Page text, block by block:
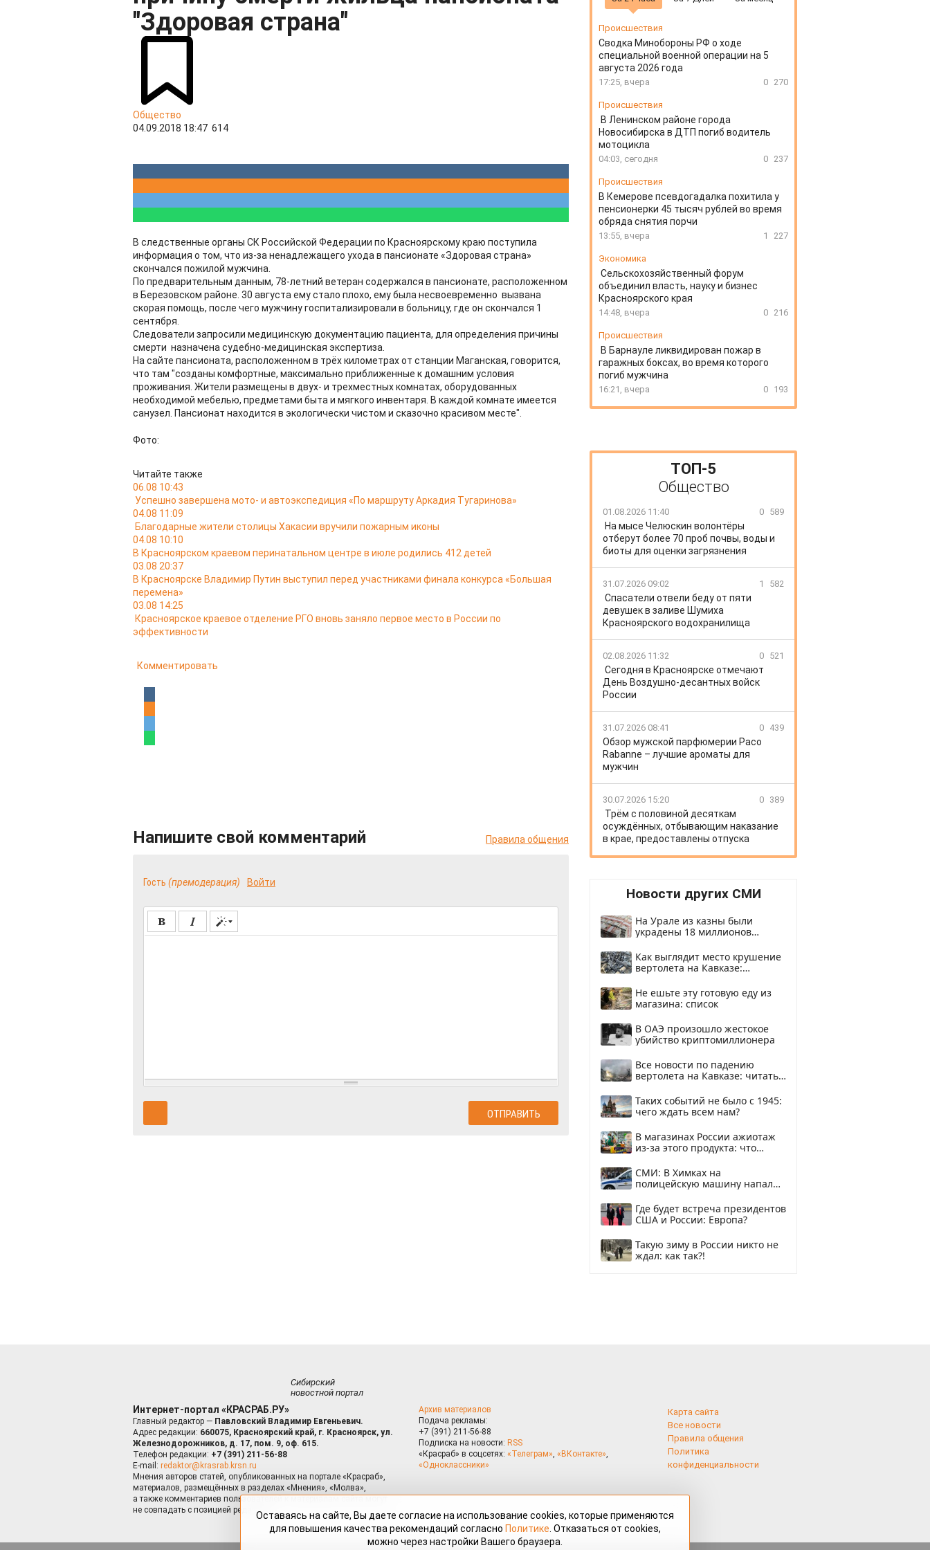
"Здоровая страна"
Общество
04.09.2018 18:47 614
В следственные органы СК Российской Федерации по Красноярскому краю поступила
информация о том, что из-за ненадлежащего ухода в пансионате «Здоровая страна»
скончался пожилой мужчина.
По предварительным данным, 78-летний ветеран содержался в пансионате, расположенном
в Березовском районе. 30 августа ему стало плохо, ему была несвоевременно вызвана
скорая помощь, после чего мужчину госпитализировали в больницу, где он скончался 1
сентября.
Следователи запросили медицинскую документацию пациента, для определения причины
смерти назначена судебно-медицинская экспертиза.
На сайте пансионата, расположенном в трёх километрах от станции Маганская, говорится,
что там "созданы комфортные, максимально приближенные к домашним условия
проживания. Жители размещены в двух- и трехместных комнатах, оборудованных
необходимой мебелью, предметами быта и мягкого инвентаря. В каждой комнате имеется
санузел. Пансионат находится в экологически чистом и сказочно красивом месте".
Фото:
Читайте также
06.08 10:43
Успешно завершена мото- и автоэкспедиция «По маршруту Аркадия Тугаринова»
04.08 11:09
Благодарные жители столицы Хакасии вручили пожарным иконы
04.08 10:10
В Красноярском краевом перинатальном центре в июле родились 412 детей
03.08 20:37
В Красноярске Владимир Путин выступил перед участниками финала конкурса «Большая
перемена»
03.08 14:25
Красноярское краевое отделение РГО вновь заняло первое место в России по
эффективности
Комментировать
Напишите свой комментарий Правила общения
Гость (премодерация) Войти
Происшествия
Сводка Минобороны РФ о ходе
специальной военной операции на 5
августа 2026 года
17:25, вчера 0 270
Происшествия
В Ленинском районе города
Новосибирска в ДТП погиб водитель
мотоцикла
04:03, сегодня 0 237
Происшествия
В Кемерове псевдогадалка похитила у
пенсионерки 45 тысяч рублей во время
обряда снятия порчи
13:55, вчера 1 227
Экономика
Сельскохозяйственный форум
объединил власть, науку и бизнес
Красноярского края
14:48, вчера 0 216
Происшествия
В Барнауле ликвидирован пожар в
гаражных боксах, во время которого
погиб мужчина
16:21, вчера 0 193
ТОП-5
Общество
01.08.2026 11:40 0 589
На мысе Челюскин волонтёры
отберут более 70 проб почвы, воды и
биоты для оценки загрязнения
31.07.2026 09:02 1 582
Спасатели отвели беду от пяти
девушек в заливе Шумиха
Красноярского водохранилища
02.08.2026 11:32 0 521
Сегодня в Красноярске отмечают
День Воздушно-десантных войск
России
31.07.2026 08:41 0 439
Обзор мужской парфюмерии Paco
Rabanne – лучшие ароматы для
мужчин
30.07.2026 15:20 0 389
Трём с половиной десяткам
осуждённых, отбывающим наказание
в крае, предоставлены отпуска
Новости других СМИ
На Урале из казны были
украдены 18 миллионов
Как выглядит место крушение
вертолета на Кавказе:
Не ешьте эту готовую еду из
магазина: список
В ОАЭ произошло жестокое
убийство криптомиллионера
Все новости по падению
вертолета на Кавказе: читать
Таких событий не было с 1945:
чего ждать всем нам?
В магазинах России ажиотаж
из-за этого продукта: что
СМИ: В Химках на
полицейскую машину напали
Где будет встреча президентов
США и России: Европа?
Такую зиму в России никто не
ждал: как так?!
Сибирский
новостной портал
Интернет-портал «КРАСРАБ.РУ»
Главный редактор — Павловский Владимир Евгеньевич.
Адрес редакции: 660075, Красноярский край, г. Красноярск, ул.
Железнодорожников, д. 17, пом. 9, оф. 615.
Телефон редакции: +7 (391) 211-56-88
E-mail: redaktor@krasrab.krsn.ru
Мнения авторов статей, опубликованных на портале «Красраб»,
материалов, размещённых в разделах «Мнения», «Молва»,
а также комментариев пользователей к материалам сайта могут
не совпадать с позицией редакции.
Архив материалов
Подача рекламы:
+7 (391) 211-56-88
Подписка на новости: RSS
«Красраб» в соцсетях: «Телеграм», «ВКонтакте»,
«Одноклассники»
Карта сайта
Все новости
Правила общения
Политика
конфиденциальности
Оставаясь на сайте, Вы даете согласие на использование cookies, которые применяются
для повышения качества рекомендаций согласно Политике . Отказаться от cookies,
можно через настройки Вашего браузера.